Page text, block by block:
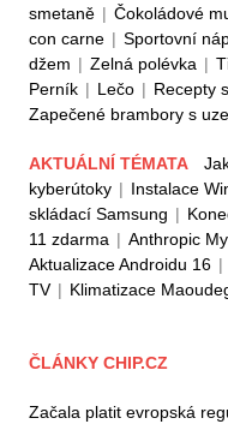
smetaně | Čokoládové
con carne | Sportovní
džem | Zelná polévka |
Perník | Lečo | Recepty
Zapečené brambory s
AKTUÁLNÍ TÉMATA
kyberútoky | Instalace
skládací Samsung |
11 zdarma | Anthropic
Aktualizace Androidu 16 |
TV | Klimatizace
ČLÁNKY CHIP.CZ
Začala platit evropská